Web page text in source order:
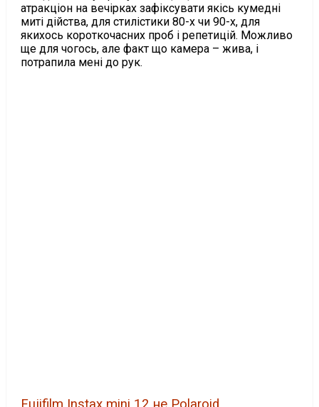
атракціон на вечірках зафіксувати якісь кумедні
миті дійства, для стилістики 80-х чи 90-х, для
якихось короткочасних проб і репетицій. Можливо
ще для чогось, але факт що камера – жива, і
потрапила мені до рук.
Fujifilm Instax mini 12 не Polaroid